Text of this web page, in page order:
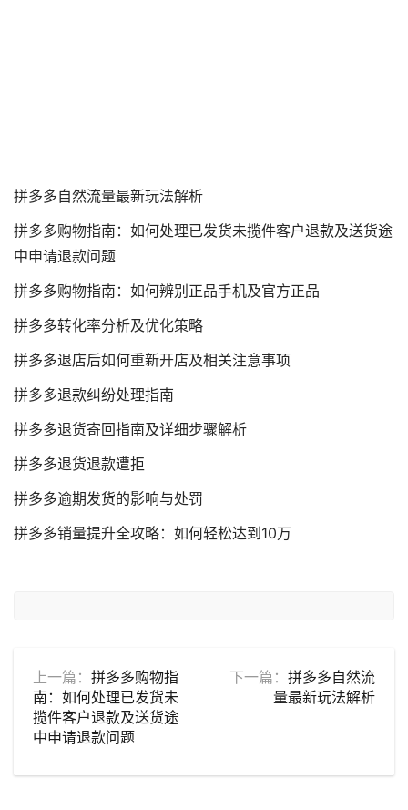
拼多多自然流量最新玩法解析
拼多多购物指南：如何处理已发货未揽件客户退款及送货途
中申请退款问题
拼多多购物指南：如何辨别正品手机及官方正品
拼多多转化率分析及优化策略
拼多多退店后如何重新开店及相关注意事项
拼多多退款纠纷处理指南
拼多多退货寄回指南及详细步骤解析
拼多多退货退款遭拒
拼多多逾期发货的影响与处罚
拼多多销量提升全攻略：如何轻松达到10万
上一篇： 拼多多购物指
南：如何处理已发货未
揽件客户退款及送货途
中申请退款问题
下一篇： 拼多多自然流
量最新玩法解析